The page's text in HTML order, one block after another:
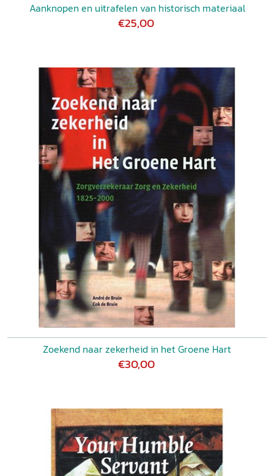
Aanknopen en uitrafelen van historisch materiaal
€25,00
Zoekend naar zekerheid in het Groene Hart
€30,00